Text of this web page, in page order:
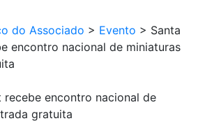
do Associado > Evento > Santa
encontro nacional de miniaturas
recebe encontro nacional de
gratuita